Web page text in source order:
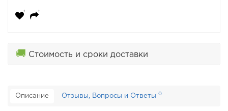
🚚 Стоимость и сроки доставки
Описание Отзывы, Вопросы и Ответы 0